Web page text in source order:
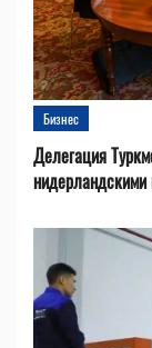
Бизнес
Делегация